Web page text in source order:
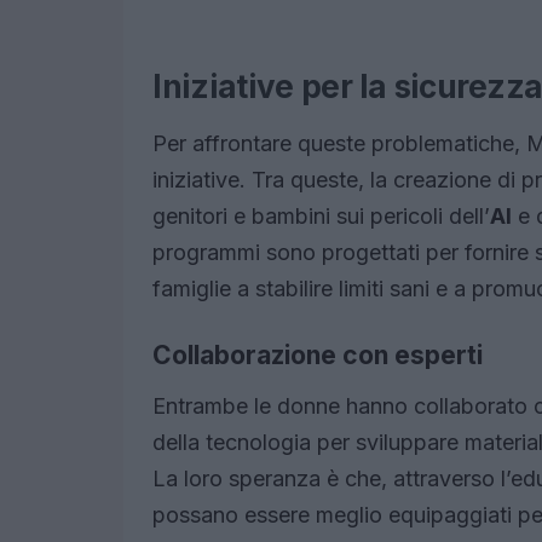
Iniziative per la
Per affrontare queste problematiche,
iniziative. Tra queste, la creazione di
genitori e bambini sui pericoli dell’AI e
programmi sono progettati per fornire
famiglie a stabilire limiti sani e a
Collaborazione con esperti
Entrambe le donne hanno
della tecnologia per sviluppare
La loro speranza è che, attraverso
possano essere meglio equipaggiati